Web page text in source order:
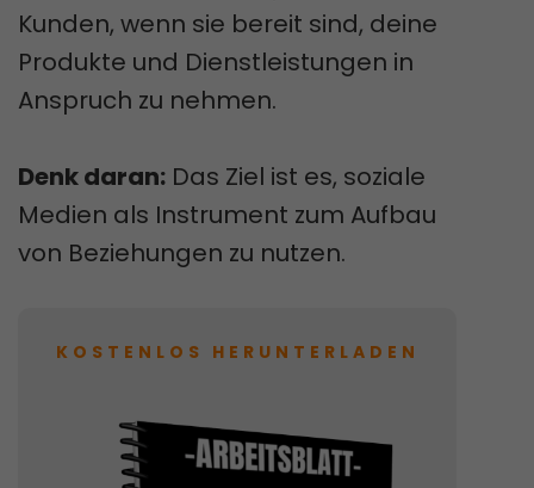
Kunden, wenn sie bereit sind, deine
Produkte und Dienstleistungen in
Anspruch zu nehmen.
Denk daran: Das Ziel ist es, soziale
Medien als Instrument zum Aufbau
von Beziehungen zu nutzen.
KOSTENLOS HERUNTERLADEN